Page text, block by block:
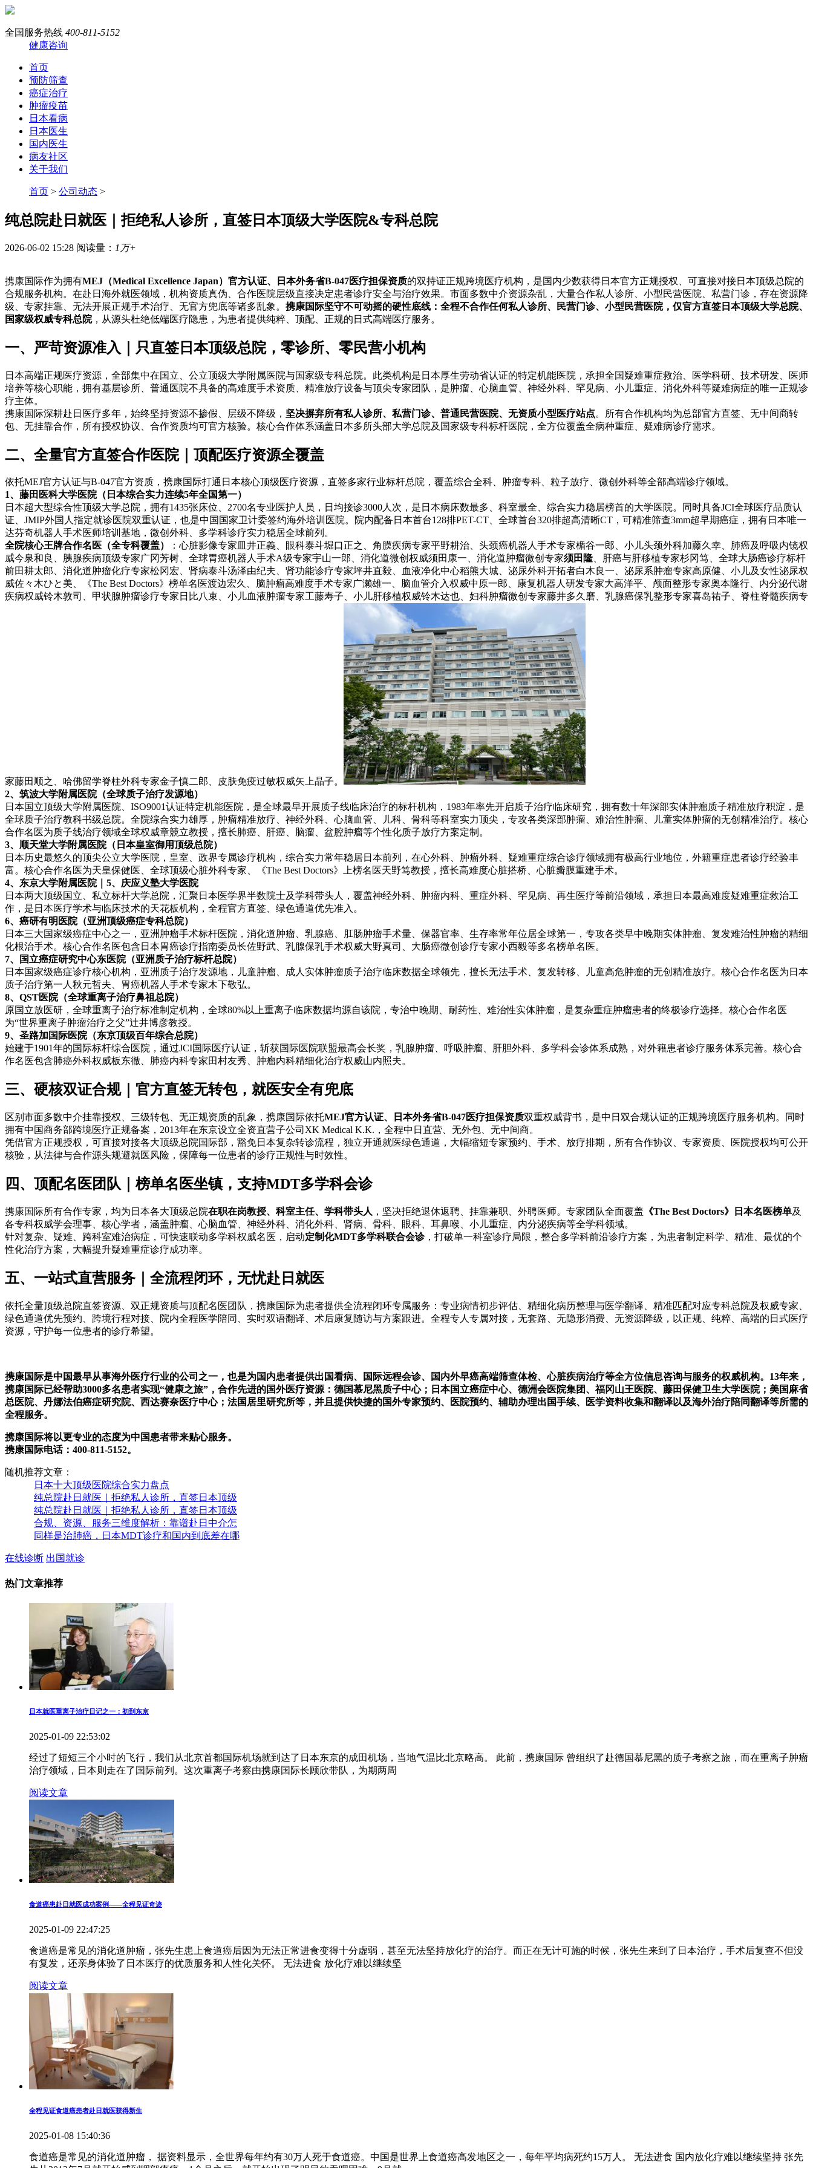
全国服务热线 400-811-5152
健康咨询
首页
预防筛查
癌症治疗
肿瘤疫苗
日本看病
日本医生
国内医生
病友社区
关于我们
首页 > 公司动态 >
纯总院赴日就医｜拒绝私人诊所，直签日本顶级大学医院&专科总院
2026-06-02 15:28 阅读量： 1万+
携康国际作为拥有MEJ（Medical Excellence Japan）官方认证、日本外务省B-047医疗担保资质的双持证正规跨境医疗机构，是国内少数获得日本官方正规授权、可直接对接日本顶级总院的
合规服务机构。在赴日海外就医领域，机构资质真伪、合作医院层级直接决定患者诊疗安全与治疗效果。市面多数中介资源杂乱，大量合作私人诊所、小型民营医院、私营门诊，存在资源降
级、专家挂靠、无法开展正规手术治疗、无官方兜底等诸多乱象。 携康国际坚守不可动摇的硬性底线：全程不合作任何私人诊所、民营门诊、小型民营医院，仅官方直签日本顶级大学总院、
国家级权威专科总院，从源头杜绝低端医疗隐患，为患者提供纯粹、顶配、正规的日式高端医疗服务。
一、严苛资源准入｜只直签日本顶级总院，零诊所、零民营小机构
日本高端正规医疗资源，全部集中在国立、公立顶级大学附属医院与国家级专科总院。此类机构是日本厚生劳动省认证的特定机能医院，承担全国疑难重症救治、医学科研、技术研发、医师
培养等核心职能，拥有基层诊所、普通医院不具备的高难度手术资质、精准放疗设备与顶尖专家团队，是肿瘤、心脑血管、神经外科、罕见病、小儿重症、消化外科等疑难病症的唯一正规诊
疗主体。
携康国际深耕赴日医疗多年，始终坚持资源不掺假、层级不降级， 坚决摒弃所有私人诊所、私营门诊、普通民营医院、无资质小型医疗站点。所有合作机构均为总部官方直签、无中间商转
包、无挂靠合作，所有授权协议、合作资质均可官方核验。核心合作体系涵盖日本多所头部大学总院及国家级专科标杆医院，全方位覆盖全病种重症、疑难病诊疗需求。
二、全量官方直签合作医院｜顶配医疗资源全覆盖
依托MEJ官方认证与B-047官方资质，携康国际打通日本核心顶级医疗资源，直签多家行业标杆总院，覆盖综合全科、肿瘤专科、粒子放疗、微创外科等全部高端诊疗领域。
1、藤田医科大学医院（日本综合实力连续5年全国第一）
日本超大型综合性顶级大学总院，拥有1435张床位、2700名专业医护人员，日均接诊3000人次，是日本病床数最多、科室最全、综合实力稳居榜首的大学医院。同时具备JCI全球医疗品质认
证、JMIP外国人指定就诊医院双重认证，也是中国国家卫计委签约海外培训医院。院内配备日本首台128排PET-CT、全球首台320排超高清晰CT，可精准筛查3mm超早期癌症，拥有日本唯一
达芬奇机器人手术医师培训基地，微创外科、多学科诊疗实力稳居全球前列。
全院核心王牌合作名医（全专科覆盖）
：心脏影像专家皿井正義、眼科泰斗堀口正之、角膜疾病专家平野耕治、头颈癌机器人手术专家楯谷一郎、小儿头颈外科加藤久幸、肺癌及呼吸内镜权
威今泉和良、胰腺疾病顶级专家广冈芳树、全球胃癌机器人手术A级专家宇山一郎、消化道微创权威须田康一、消化道肿瘤微创专家须田隆、肝癌与肝移植专家杉冈笃、全球大肠癌诊疗标杆
前田耕太郎、消化道肿瘤化疗专家松冈宏、肾病泰斗汤泽由纪夫、肾功能诊疗专家坪井直毅、血液净化中心稻熊大城、泌尿外科开拓者白木良一、泌尿系肿瘤专家高原健、小儿及女性泌尿权
威佐々木ひと美、《The Best Doctors》榜单名医渡边宏久、脑肿瘤高难度手术专家广濑雄一、脑血管介入权威中原一郎、康复机器人研发专家大高洋平、颅面整形专家奥本隆行、内分泌代谢
疾病权威铃木敦司、甲状腺肿瘤诊疗专家日比八束、小儿血液肿瘤专家工藤寿子、小儿肝移植权威铃木达也、妇科肿瘤微创专家藤井多久磨、乳腺癌保乳整形专家喜岛祐子、脊柱脊髓疾病专
家藤田顺之、哈佛留学脊柱外科专家金子慎二郎、皮肤免疫过敏权威矢上晶子。
2、筑波大学附属医院（全球质子治疗发源地）
日本国立顶级大学附属医院、ISO9001认证特定机能医院，是全球最早开展质子线临床治疗的标杆机构，1983年率先开启质子治疗临床研究，拥有数十年深部实体肿瘤质子精准放疗积淀，是
全球质子治疗教科书级总院。全院综合实力雄厚，肿瘤精准放疗、神经外科、心脑血管、儿科、骨科等科室实力顶尖，专攻各类深部肿瘤、难治性肿瘤、儿童实体肿瘤的无创精准治疗。核心
合作名医为质子线治疗领域全球权威章競立教授，擅长肺癌、肝癌、脑瘤、盆腔肿瘤等个性化质子放疗方案定制。
3、顺天堂大学附属医院（日本皇室御用顶级总院）
日本历史最悠久的顶尖公立大学医院，皇室、政界专属诊疗机构，综合实力常年稳居日本前列，在心外科、肿瘤外科、疑难重症综合诊疗领域拥有极高行业地位，外籍重症患者诊疗经验丰
富。核心合作名医为天皇保健医、全球顶级心脏外科专家、《The Best Doctors》上榜名医天野笃教授，擅长高难度心脏搭桥、心脏瓣膜重建手术。
4、东京大学附属医院｜5、庆应义塾大学医院
日本两大顶级国立、私立标杆大学总院，汇聚日本医学界半数院士及学科带头人，覆盖神经外科、肿瘤内科、重症外科、罕见病、再生医疗等前沿领域，承担日本最高难度疑难重症救治工
作，是日本医疗学术与临床技术的天花板机构，全程官方直签、绿色通道优先准入。
6、癌研有明医院（亚洲顶级癌症专科总院）
日本三大国家级癌症中心之一，亚洲肿瘤手术标杆医院，消化道肿瘤、乳腺癌、肛肠肿瘤手术量、保器官率、生存率常年位居全球第一，专攻各类早中晚期实体肿瘤、复发难治性肿瘤的精细
化根治手术。核心合作名医包含日本胃癌诊疗指南委员长佐野武、乳腺保乳手术权威大野真司、大肠癌微创诊疗专家小西毅等多名榜单名医。
7、国立癌症研究中心东医院（亚洲质子治疗标杆总院）
日本国家级癌症诊疗核心机构，亚洲质子治疗发源地，儿童肿瘤、成人实体肿瘤质子治疗临床数据全球领先，擅长无法手术、复发转移、儿童高危肿瘤的无创精准放疗。核心合作名医为日本
质子治疗第一人秋元哲夫、胃癌机器人手术专家木下敬弘。
8、QST医院（全球重离子治疗鼻祖总院）
原国立放医研，全球重离子治疗标准制定机构，全球80%以上重离子临床数据均源自该院，专治中晚期、耐药性、难治性实体肿瘤，是复杂重症肿瘤患者的终极诊疗选择。核心合作名医
为“世界重离子肿瘤治疗之父”辻井博彦教授。
9、圣路加国际医院（东京顶级百年综合总院）
始建于1901年的国际标杆综合医院，通过JCI国际医疗认证，斩获国际医院联盟最高会长奖，乳腺肿瘤、呼吸肿瘤、肝胆外科、多学科会诊体系成熟，对外籍患者诊疗服务体系完善。核心合
作名医包含肺癌外科权威板东徹、肺癌内科专家田村友秀、肿瘤内科精细化治疗权威山内照夫。
三、硬核双证合规｜官方直签无转包，就医安全有兜底
区别市面多数中介挂靠授权、三级转包、无正规资质的乱象，携康国际依托MEJ官方认证、日本外务省B-047医疗担保资质双重权威背书，是中日双合规认证的正规跨境医疗服务机构。同时
拥有中国商务部跨境医疗正规备案，2013年在东京设立全资直营子公司XK Medical K.K.，全程中日直营、无外包、无中间商。
凭借官方正规授权，可直接对接各大顶级总院国际部，豁免日本复杂转诊流程，独立开通就医绿色通道，大幅缩短专家预约、手术、放疗排期，所有合作协议、专家资质、医院授权均可公开
核验，从法律与合作源头规避就医风险，保障每一位患者的诊疗正规性与时效性。
四、顶配名医团队｜榜单名医坐镇，支持MDT多学科会诊
携康国际所有合作专家，均为日本各大顶级总院在职在岗教授、科室主任、学科带头人 ，坚决拒绝退休返聘、挂靠兼职、外聘医师。专家团队全面覆盖 《The Best Doctors》日本名医榜单及
各专科权威学会理事、核心学者，涵盖肿瘤、心脑血管、神经外科、消化外科、肾病、骨科、眼科、耳鼻喉、小儿重症、内分泌疾病等全学科领域。
针对复杂、疑难、跨科室难治病症，可快速联动多学科权威名医，启动定制化MDT多学科联合会诊，打破单一科室诊疗局限，整合多学科前沿诊疗方案，为患者制定科学、精准、最优的个
性化治疗方案，大幅提升疑难重症诊疗成功率。
五、一站式直营服务｜全流程闭环，无忧赴日就医
依托全量顶级总院直签资源、双正规资质与顶配名医团队，携康国际为患者提供全流程闭环专属服务：专业病情初步评估、精细化病历整理与医学翻译、精准匹配对应专科总院及权威专家、
绿色通道优先预约、跨境行程对接、院内全程医学陪同、实时双语翻译、术后康复随访与方案跟进。全程专人专属对接，无套路、无隐形消费、无资源降级，以正规、纯粹、高端的日式医疗
资源，守护每一位患者的诊疗希望。
携康国际是中国最早从事海外医疗行业的公司之一，也是为国内患者提供出国看病、国际远程会诊、国内外早癌高端筛查体检、心脏疾病治疗等全方位信息咨询与服务的权威机构。13年来，
携康国际已经帮助3000多名患者实现“健康之旅”，合作先进的国外医疗资源：德国慕尼黑质子中心；日本国立癌症中心、德洲会医院集团、福冈山王医院、藤田保健卫生大学医院；美国麻省
总医院、丹娜法伯癌症研究院、西达赛奈医疗中心；法国居里研究所等，并且提供快捷的国外专家预约、医院预约、辅助办理出国手续、医学资料收集和翻译以及海外治疗陪同翻译等所需的
全程服务。
携康国际将以更专业的态度为中国患者带来贴心服务。
携康国际电话：400-811-5152。
随机推荐文章：
日本十大顶级医院综合实力盘点
纯总院赴日就医｜拒绝私人诊所，直签日本顶级
纯总院赴日就医｜拒绝私人诊所，直签日本顶级
合规、资源、服务三维度解析：靠谱赴日中介怎
同样是治肺癌，日本MDT诊疗和国内到底差在哪
在线诊断 出国就诊
热门文章推荐
日本就医重离子治疗日记之一：初到东京
2025-01-09 22:53:02
经过了短短三个小时的飞行，我们从北京首都国际机场就到达了日本东京的成田机场，当地气温比北京略高。 此前，携康国际 曾组织了赴德国慕尼黑的质子考察之旅，而在重离子肿瘤
治疗领域，日本则走在了国际前列。这次重离子考察由携康国际长顾欣带队，为期两周
阅读文章
食道癌患赴日就医成功案例——全程见证奇迹
2025-01-09 22:47:25
食道癌是常见的消化道肿瘤，张先生患上食道癌后因为无法正常进食变得十分虚弱，甚至无法坚持放化疗的治疗。而正在无计可施的时候，张先生来到了日本治疗，手术后复查不但没
有复发，还亲身体验了日本医疗的优质服务和人性化关怀。 无法进食 放化疗难以继续坚
阅读文章
全程见证食道癌患者赴日就医获得新生
2025-01-08 15:40:36
食道癌是常见的消化道肿瘤， 据资料显示，全世界每年约有30万人死于食道癌。中国是世界上食道癌高发地区之一，每年平均病死约15万人。 无法进食 国内放化疗难以继续坚持 张先